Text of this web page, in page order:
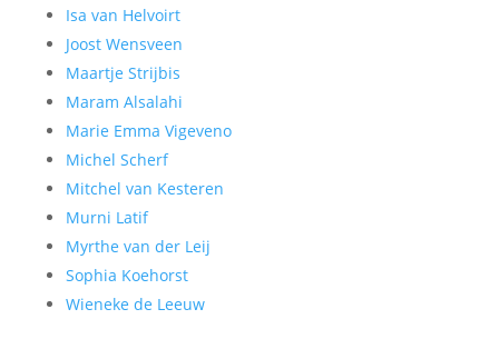
Isa van Helvoirt
Joost Wensveen
Maartje Strijbis
Maram Alsalahi
Marie Emma Vigeveno
Michel Scherf
Mitchel van Kesteren
Murni Latif
Myrthe van der Leij
Sophia Koehorst
Wieneke de Leeuw